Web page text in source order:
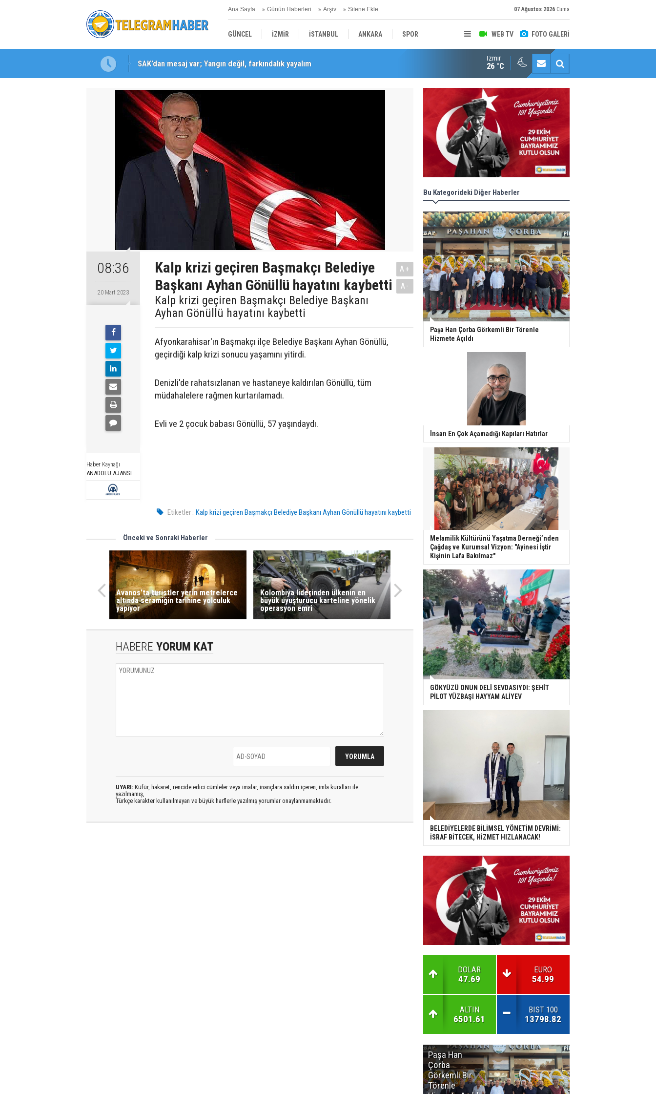
Ana Sayfa Günün Haberleri Arşiv Sitene Ekle 07 Ağustos 2026 Cuma
WEB TV FOTO GALERİ
GÜNCEL İZMİR İSTANBUL ANKARA SPOR
YEREL SAĞLIK
SAK’dan mesaj var; Yangın değil, farkındalık yayalım
Karabağlar ‘da Gazeteci Barış Selçuk saygıyla anıldı
Konaklı kadınların okuma azmi örnek oldu
İzmir
26 °C
08:36
20 Mart 2023
Haber Kaynağı
ANADOLU AJANSI
Kalp krizi geçiren Başmakçı Belediye
Başkanı Ayhan Gönüllü hayatını kaybetti
Kalp krizi geçiren Başmakçı Belediye Başkanı
Ayhan Gönüllü hayatını kaybetti
A+
A-
Afyonkarahisar'ın Başmakçı ilçe Belediye Başkanı Ayhan Gönüllü,
geçirdiği kalp krizi sonucu yaşamını yitirdi.
Denizli'de rahatsızlanan ve hastaneye kaldırılan Gönüllü, tüm
müdahalelere rağmen kurtarılamadı.
Evli ve 2 çocuk babası Gönüllü, 57 yaşındaydı.
Etiketler : Kalp krizi geçiren Başmakçı Belediye Başkanı Ayhan Gönüllü hayatını kaybetti
Önceki ve Sonraki Haberler
Avanos'ta turistler yerin metrelerce
altında seramiğin tarihine yolculuk
yapıyor
Kolombiya liderinden ülkenin en
büyük uyuşturucu karteline yönelik
operasyon emri
HABERE YORUM KAT
UYARI: Küfür, hakaret, rencide edici cümleler veya imalar, inançlara saldırı içeren, imla kuralları ile
yazılmamış,
Türkçe karakter kullanılmayan ve büyük harflerle yazılmış yorumlar onaylanmamaktadır.
Bu Kategorideki Diğer Haberler
Paşa Han Çorba Görkemli Bir Törenle
Hizmete Açıldı
İnsan En Çok Açamadığı Kapıları Hatırlar
Melamilik Kültürünü Yaşatma Derneği’nden
Çağdaş ve Kurumsal Vizyon: "Ayinesi İştir
Kişinin Lafa Bakılmaz"
GÖKYÜZÜ ONUN DELİ SEVDASIYDI: ŞEHİT
PİLOT YÜZBAŞI HAYYAM ALİYEV
BELEDİYELERDE BİLİMSEL YÖNETİM DEVRİMİ:
İSRAF BİTECEK, HİZMET HIZLANACAK!
DOLAR
47.69
EURO
54.99
ALTIN
6501.61
BIST 100
13798.82
Paşa Han
Çorba
Görkemli Bir
Törenle